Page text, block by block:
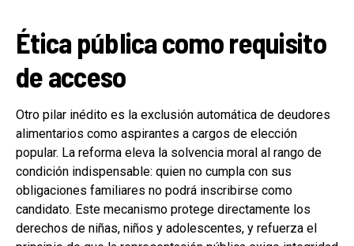
Ética pública como requisito
de acceso
Otro pilar inédito es la exclusión automática de deudores
alimentarios como aspirantes a cargos de elección
popular. La reforma eleva la solvencia moral al rango de
condición indispensable: quien no cumpla con sus
obligaciones familiares no podrá inscribirse como
candidato. Este mecanismo protege directamente los
derechos de niñas, niños y adolescentes, y refuerza el